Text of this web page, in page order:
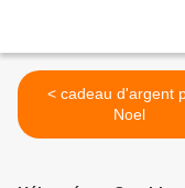
< cadeau d'argent pour
Noel